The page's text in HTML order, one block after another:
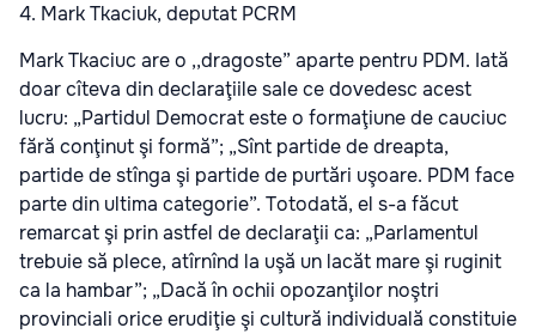
4. Mark Tkaciuk, deputat PCRM
Mark Tkaciuc are o ,,dragoste” aparte pentru PDM. Iată
doar cîteva din declaraţiile sale ce dovedesc acest
lucru: „Partidul Democrat este o formaţiune de cauciuc
fără conţinut şi formă”; „Sînt partide de dreapta,
partide de stînga şi partide de purtări uşoare. PDM face
parte din ultima categorie”. Totodată, el s-a făcut
remarcat şi prin astfel de declaraţii ca: „Parlamentul
trebuie să plece, atîrnînd la uşă un lacăt mare şi ruginit
ca la hambar”; „Dacă în ochii opozanţilor noştri
provinciali orice erudiţie şi cultură individuală constituie